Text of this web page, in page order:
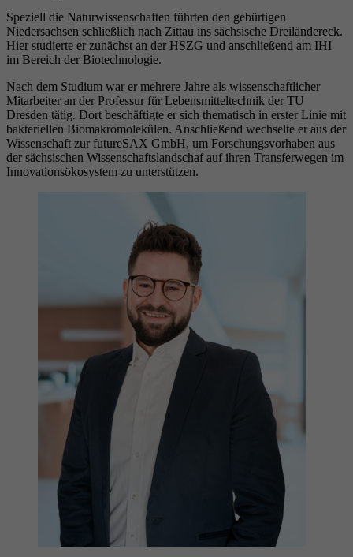
Speziell die Naturwissenschaften führten den gebürtigen
Niedersachsen schließlich nach Zittau ins sächsische Dreiländereck.
Hier studierte er zunächst an der HSZG und anschließend am IHI
im Bereich der Biotechnologie.
Nach dem Studium war er mehrere Jahre als wissenschaftlicher
Mitarbeiter an der Professur für Lebensmitteltechnik der TU
Dresden tätig. Dort beschäftigte er sich thematisch in erster Linie mit
bakteriellen Biomakromolekülen. Anschließend wechselte er aus der
Wissenschaft zur futureSAX GmbH, um Forschungsvorhaben aus
der sächsischen Wissenschaftslandschaf auf ihren Transferwegen im
Innovationsökosystem zu unterstützen.